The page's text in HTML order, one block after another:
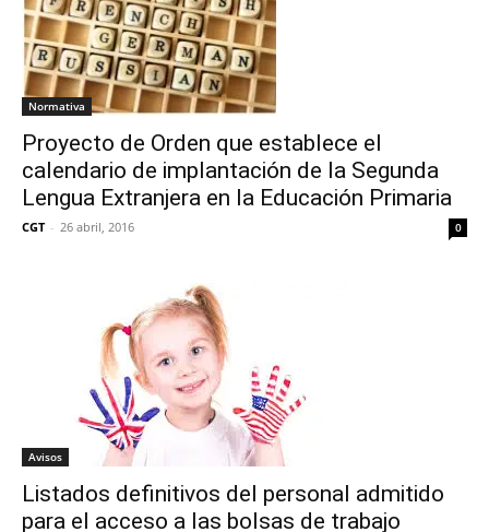
Normativa
Proyecto de Orden que establece el
calendario de implantación de la Segunda
Lengua Extranjera en la Educación Primaria
CGT - 26 abril, 2016 0
Avisos
Listados definitivos del personal admitido
para el acceso a las bolsas de trabajo